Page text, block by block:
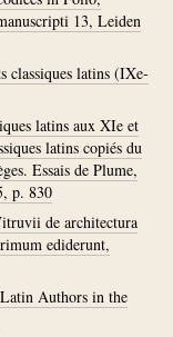
13, Leiden
classiques latins (IXe-
latins aux XIe et
latins copiés du
Essais de Plume,
p. 830
de architectura
ediderunt,
Authors in the